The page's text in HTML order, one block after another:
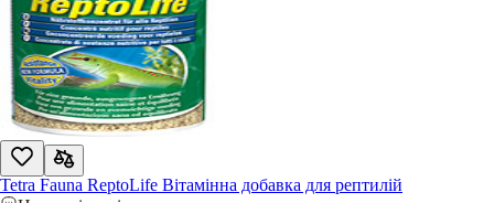
Tetra Fauna ReptoLife Вітамінна добавка для рептилій